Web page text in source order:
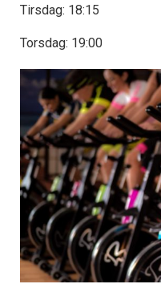
Tirsdag: 18:15
Torsdag: 19:00